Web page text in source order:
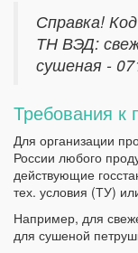
Справка!
ТН ВЭД:
сушеная -
Требования к
Для организации
России любого
действующие
тех. условия (ТУ)
Например, для
для сушеной